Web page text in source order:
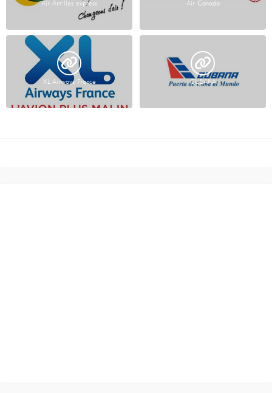
Air Antilles express Air Canada
XL Airways France CUBANA